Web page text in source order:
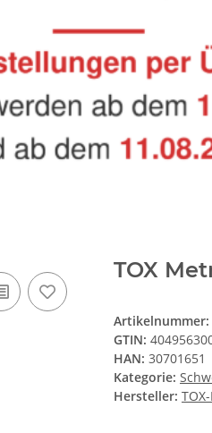
TOX
Artikelnummer:
GTIN:
HAN: 30701651
Kategorie:
Hersteller: